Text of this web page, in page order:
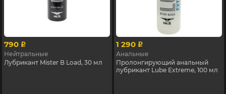
790 p
Нейтральные
Лубрикант Mister B Load, 30 мл
1 290 p
Анальные
Пролонгирующий анальный
лубрикант Lube Extreme, 100 мл